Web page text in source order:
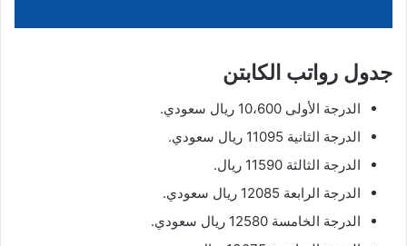
جدول رواتب الكابتن
الدرجة الأولى 10،600 ريال سعودي.
الدرجة الثانية 11095 ريال سعودي.
الدرجة الثالثة 11590 ريال.
الدرجة الرابعة 12085 ريال سعودي.
الدرجة الخامسة 12580 ريال سعودي.